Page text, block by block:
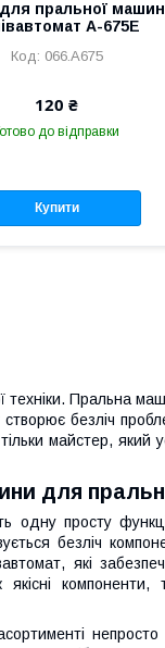
пральної
A-675E
066.A675
120 ₴
до відправки
Купити
Пральна
безліч
майстер, який
для
просту
безліч
які